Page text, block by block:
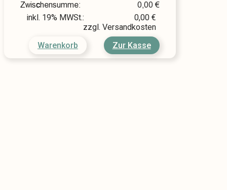
Zwischensumme: 0,00 €
inkl. 19% MWSt.: 0,00€
zzgl. Versandkosten
Warenkorb
Zur Kasse